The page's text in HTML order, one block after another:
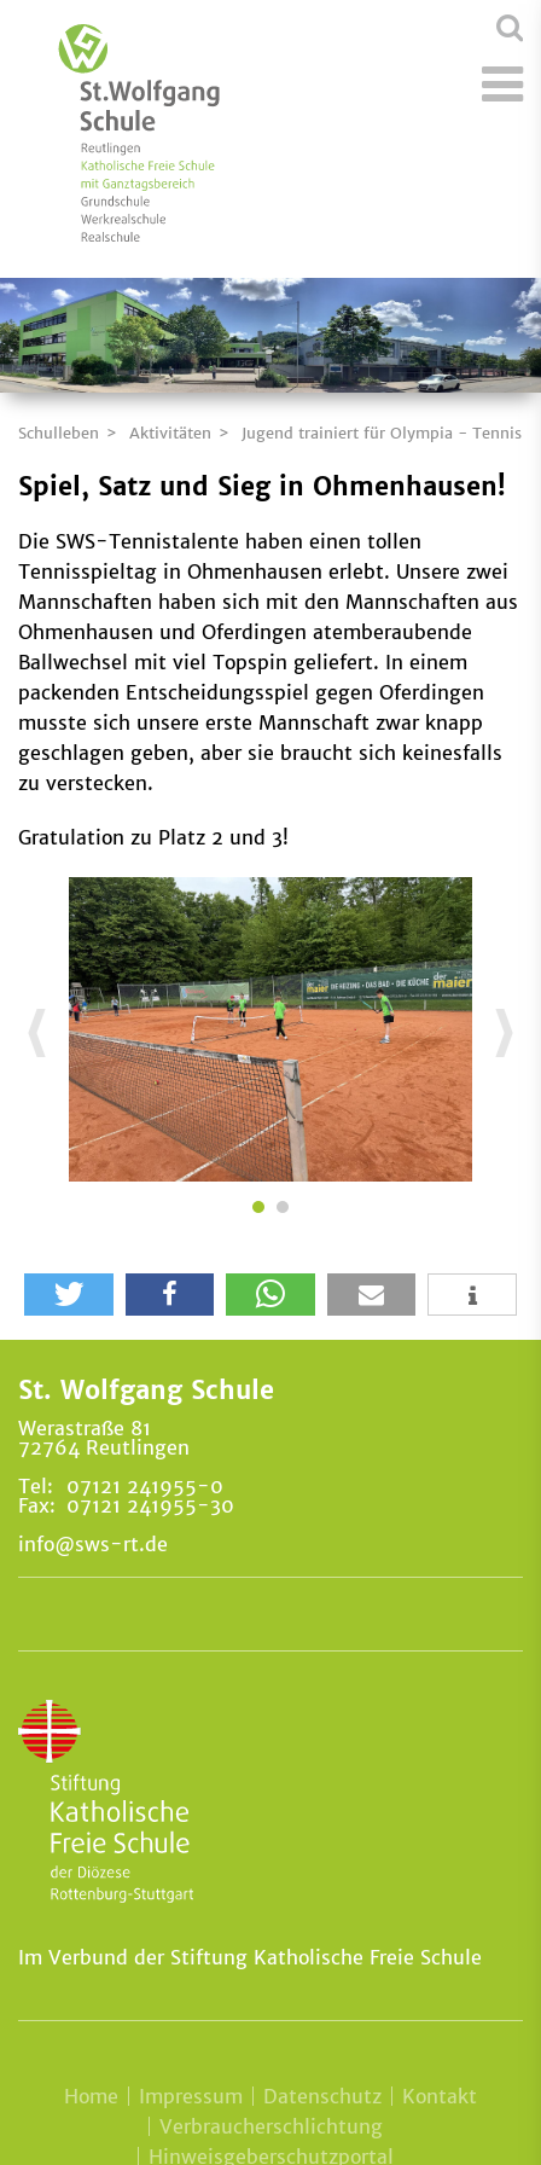
Schulleben Aktivitäten Jugend trainiert für Olympia - Tennis
Spiel, Satz und Sieg in Ohmenhausen!
Die SWS-Tennistalente haben einen tollen
Tennisspieltag in Ohmenhausen erlebt. Unsere zwei
Mannschaften haben sich mit den Mannschaften aus
Ohmenhausen und Oferdingen atemberaubende
Ballwechsel mit viel Topspin geliefert. In einem
packenden Entscheidungsspiel gegen Oferdingen
musste sich unsere erste Mannschaft zwar knapp
geschlagen geben, aber sie braucht sich keinesfalls
zu verstecken.
Gratulation zu Platz 2 und 3!
St. Wolfgang Schule
Werastraße 81
72764 Reutlingen
Tel:
07121 241955-0
Fax: 07121 241955-30
info@sws-rt.de
Im Verbund der Stiftung Katholische Freie Schule
Home Impressum Datenschutz
Kontakt
Verbraucherschlichtung
Hinweisgeberschutzportal